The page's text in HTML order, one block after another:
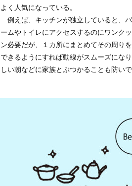
よく人気になっている。
例えば、キッチンが独立していると、
ームやトイレにアクセスするのにワンク
ン必要だが、１カ所にまとめてその周り
できるようにすれば動線がスムーズにな
しい朝などに家族とぶつかることも防い